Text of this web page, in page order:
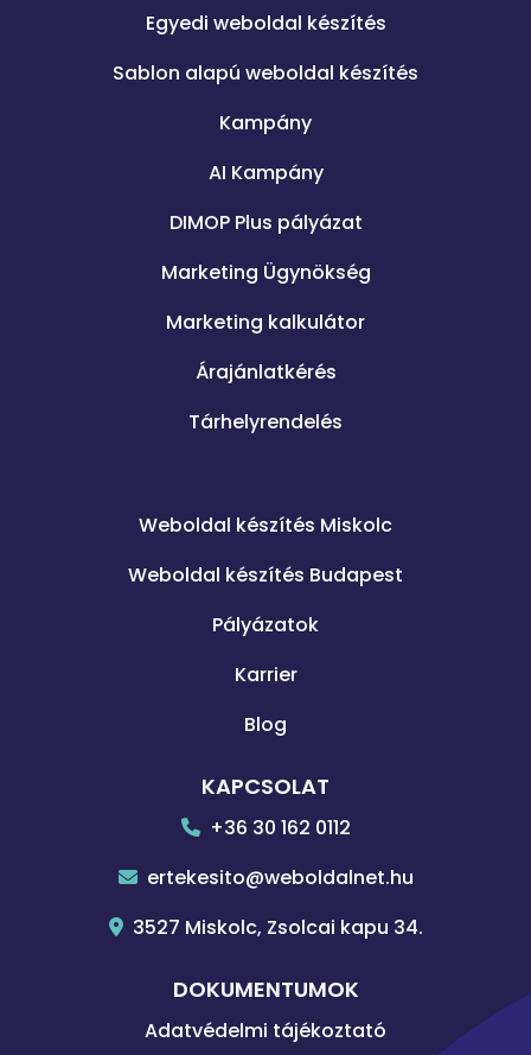
Egyedi weboldal készítés
Sablon alapú weboldal készítés
Kampány
AI Kampány
DIMOP Plus pályázat
Marketing Ügynökség
Marketing kalkulátor
Árajánlatkérés
Tárhelyrendelés
Weboldal készítés Miskolc
Weboldal készítés Budapest
Pályázatok
Karrier
Blog
KAPCSOLAT
+36 30 162 0112
ertekesito@weboldalnet.hu
3527 Miskolc, Zsolcai kapu 34.
DOKUMENTUMOK
Adatvédelmi tájékoztató